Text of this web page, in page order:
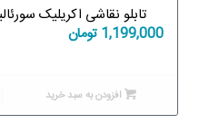
تابلو نقاشی اکریلیک
1,199,000 تومان
افزودن به سبد خرید